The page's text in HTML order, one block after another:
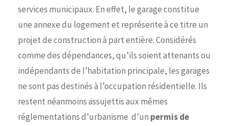
services municipaux. En effet, le garage constitue
une annexe du logement et représente à ce titre un
projet de construction à part entière. Considérés
comme des dépendances, qu’ils soient attenants ou
indépendants de l’habitation principale, les garages
ne sont pas destinés à l’occupation résidentielle. Ils
restent néanmoins assujettis aux mêmes
réglementations d’urbanisme d’un permis de